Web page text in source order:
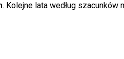
. Kolejne lata według szacunków